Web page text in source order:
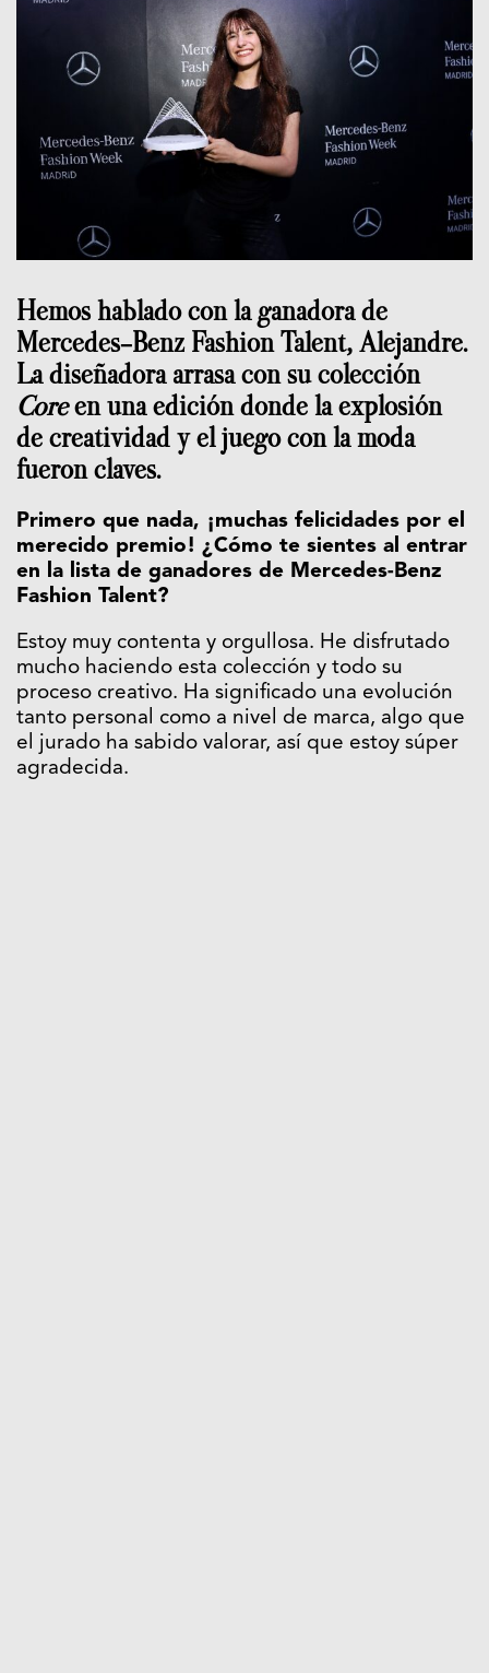
Hemos hablado con la ganadora de
Mercedes-Benz Fashion Talent, Alejandre.
La diseñadora arrasa con su colección
Coreen una edición donde la explosión
de creatividad y el juego con la moda
fueron claves.
Primero que nada, ¡muchas felicidades por el
merecido premio! ¿Cómo te sientes al entrar
en la lista de ganadores de Mercedes-Benz
Fashion Talent?
Estoy muy contenta y orgullosa. He disfrutado
mucho haciendo esta colección y todo su
proceso creativo. Ha significado una evolución
tanto personal como a nivel de marca, algo que
el jurado ha sabido valorar, así que estoy súper
agradecida.